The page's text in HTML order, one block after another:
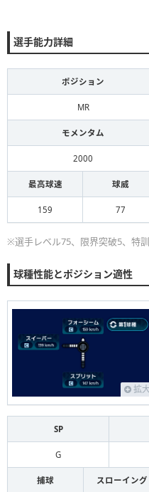
選手能力詳細
ポジション
MR
モメンタム
2000
最高球速 球威
159 77
※選手レベル75、限界突破5、特
球種性能とポジション適性
拡大
SP
G
捕球 スローイング